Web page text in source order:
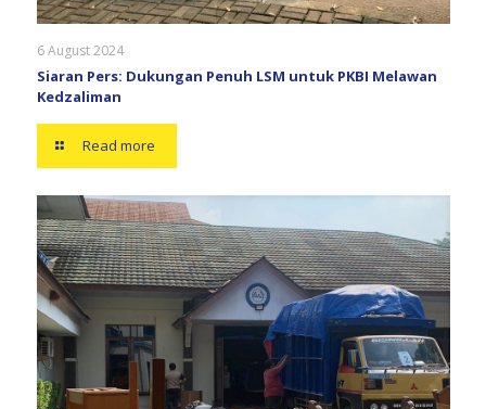
6 August 2024
Siaran Pers: Dukungan Penuh LSM untuk PKBI Melawan
Kedzaliman
Read more